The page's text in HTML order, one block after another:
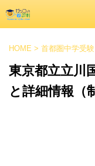
HOME > 首都圏中学受
東京都立立川
と詳細情報（